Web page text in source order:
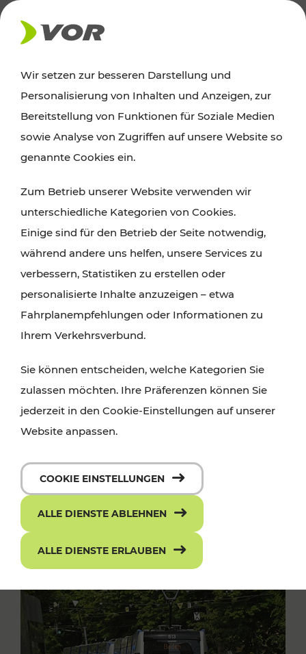
AKTUELLES
News
Alle wichtigen Meldungen zu Fahrplanänderungen,
finden Sie hier im Überblick.
Wir setzen zur besseren Darstellung und
Personalisierung von Inhalten und Anzeigen, zur
Bereitstellung von Funktionen für Soziale Medien
sowie Analyse von Zugriffen auf unsere Website so
genannte Cookies ein.
Zum Betrieb unserer Website verwenden wir
unterschiedliche Kategorien von Cookies.
Einige sind für den Betrieb der Seite notwendig,
während andere uns helfen, unsere Services zu
verbessern, Statistiken zu erstellen oder
personalisierte Inhalte anzuzeigen – etwa
Fahrplanempfehlungen oder Informationen zu
Ihrem Verkehrsverbund.
Sie können entscheiden, welche Kategorien Sie
zulassen möchten. Ihre Präferenzen können Sie
jederzeit in den Cookie-Einstellungen auf unserer
Website anpassen.
COOKIE EINSTELLUNGEN
ALLE DIENSTE ABLEHNEN
ALLE DIENSTE ERLAUBEN